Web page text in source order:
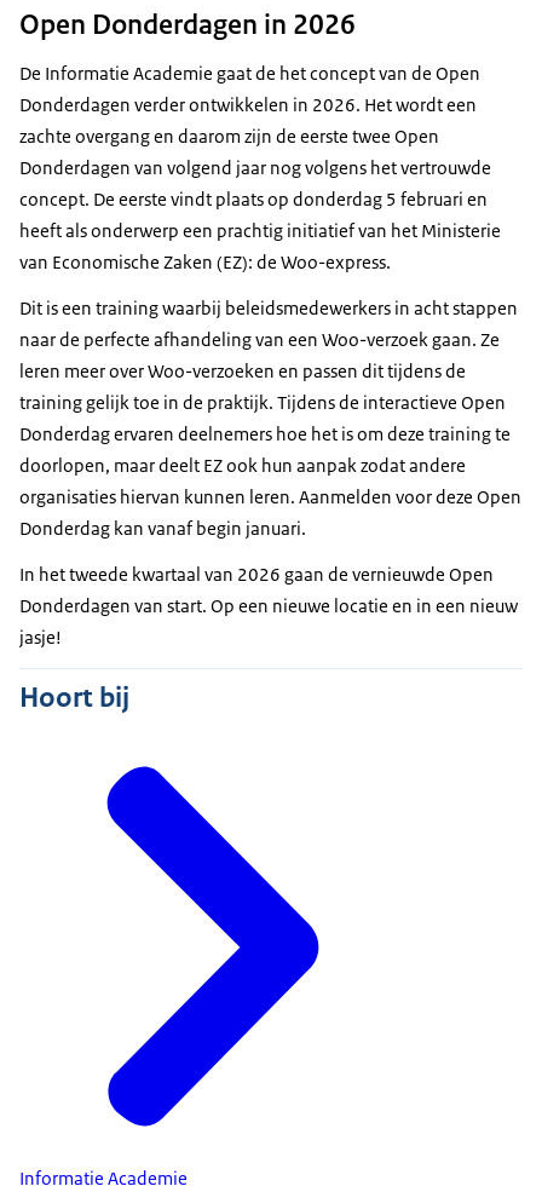
Open Donderdagen in 2026
De Informatie Academie gaat de het concept van de Open
Donderdagen verder ontwikkelen in 2026. Het wordt een
zachte overgang en daarom zijn de eerste twee Open
Donderdagen van volgend jaar nog volgens het vertrouwde
concept. De eerste vindt plaats op donderdag 5 februari en
heeft als onderwerp een prachtig initiatief van het Ministerie
van Economische Zaken (EZ): de Woo-express.
Dit is een training waarbij beleidsmedewerkers in acht stappen
naar de perfecte afhandeling van een Woo-verzoek gaan. Ze
leren meer over Woo-verzoeken en passen dit tijdens de
training gelijk toe in de praktijk. Tijdens de interactieve Open
Donderdag ervaren deelnemers hoe het is om deze training te
doorlopen, maar deelt EZ ook hun aanpak zodat andere
organisaties hiervan kunnen leren. Aanmelden voor deze Open
Donderdag kan vanaf begin januari.
In het tweede kwartaal van 2026 gaan de vernieuwde Open
Donderdagen van start. Op een nieuwe locatie en in een nieuw
jasje!
Hoort bij
Informatie Academie